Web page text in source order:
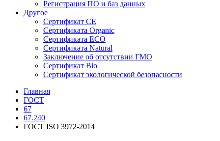
Регистрация ПО и баз данных
Другое
Сертификат СЕ
Сертификата Organic
Сертификата ECO
Сертификата Natural
Заключение об отсутствии ГМО
Сертификат Bio
Сертификат экологической безопасности
Главная
ГОСТ
67
67.240
ГОСТ ISO 3972-2014